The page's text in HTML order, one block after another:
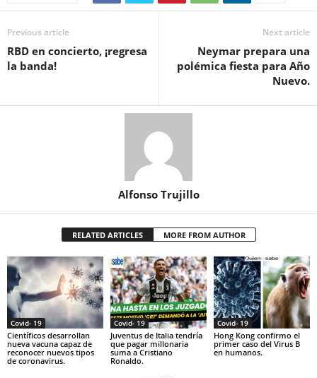
Previous article
RBD en concierto, ¡regresa
la banda!
Next article
Neymar prepara una
polémica fiesta para Año
Nuevo.
Alfonso Trujillo
RELATED ARTICLES MORE FROM AUTHOR
Covid- 19
Científicos desarrollan
nueva vacuna capaz de
reconocer nuevos tipos
de coronavirus.
Covid- 19
Juventus de Italia tendría
que pagar millonaria
suma a Cristiano
Ronaldo.
Covid- 19
Hong Kong confirmo el
primer caso del Virus B
en humanos.